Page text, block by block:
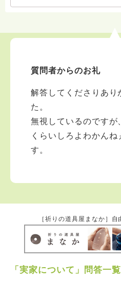
いて、あなたに向き合って
いします。 ※個別相談は、hasunohaオンライン相談よ
ください。 法務を優先させて
質問者からのお礼
解答してくださりあり
た。
無視しているのですが
くらいしろよわかんね
す。
［祈りの道具屋まなか］
「実家について」問答一覧